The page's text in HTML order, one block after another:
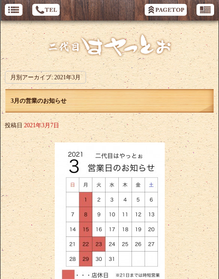
月別アーカイブ:2021年3月
3月の営業のお知らせ
投稿日 2021年3月7日